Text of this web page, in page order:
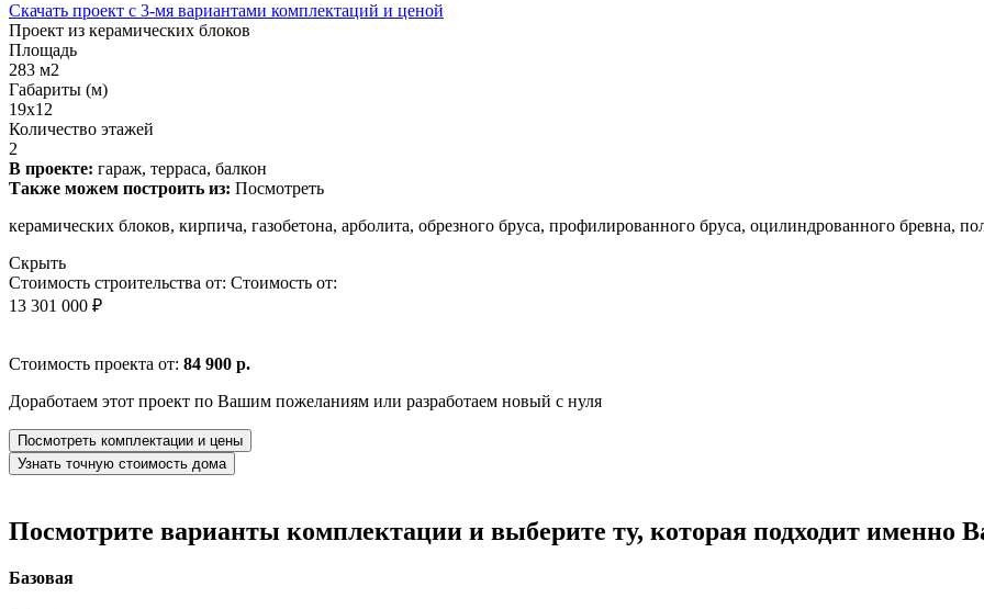
Скачать проект с 3-мя вариантами комплектаций и ценой
Проект из керамических блоков
Площадь
283 м2
Габариты (м)
19x12
Количество этажей
2
В проекте: гараж, терраса, балкон
Также можем построить из: Посмотреть
керамических блоков, кирпича, газобетона, арболита, обрезного бруса, профилированного бруса, оцилиндрованного бревна,
Скрыть
Стоимость строительства от: Стоимость от:
13 301 000 ₽
Стоимость проекта от: 84 900 р.
Доработаем этот проект по Вашим пожеланиям или разработаем новый с нуля
Посмотреть комплектации и цены
Узнать точную стоимость дома
Посмотрите варианты комплектации и выберите ту, которая подходит именно
Базовая